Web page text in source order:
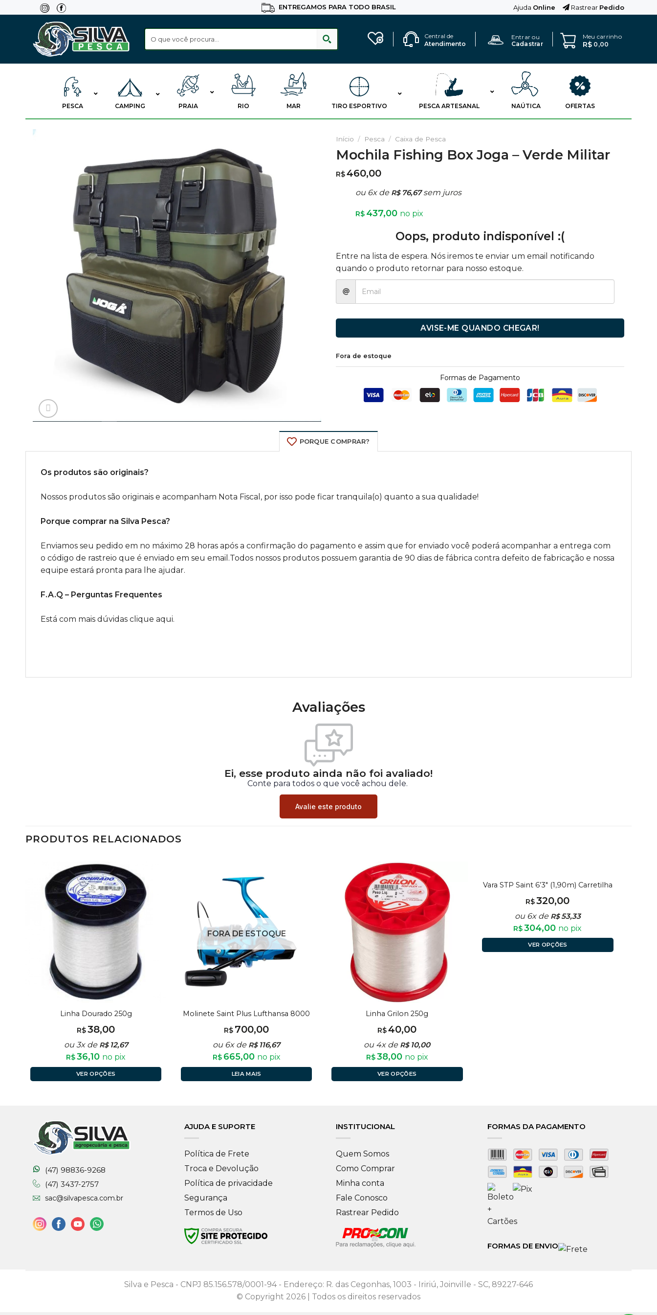
ENTREGAMOS PARA TODO BRASIL Ajuda Online Rastrear Pedido
Central de
Atendimento
Entrar ou
Cadastrar
Meu carrinho
R$ 0,00
PESCA CAMPING PRAIA RIO MAR TIRO ESPORTIVO PESCA ARTESANAL NAÚTICA OFERTAS
Início / Pesca / Caixa de Pesca
Mochila Fishing Box Joga – Verde Militar
R$460,00
ou 6x de R$ 76,67sem juros
R$ 437,00 no pix
Oops, produto indisponível :(
Entre na lista de espera. Nós iremos te enviar um email notificando
quando o produto retornar para nosso estoque.
AVISE-ME QUANDO CHEGAR!
Fora de estoque
Formas de Pagamento
PORQUE COMPRAR?
Os produtos são originais?
Nossos produtos são originais e acompanham Nota Fiscal, por isso pode ficar tranquila(o) quanto a sua qualidade!
Porque comprar na Silva Pesca?
Enviamos seu pedido em no máximo 28 horas após a confirmação do pagamento e assim que for enviado você poderá acompanhar a entrega com
o código de rastreio que é enviado em seu email.Todos nossos produtos possuem garantia de 90 dias de fábrica contra defeito de fabricação e nossa
equipe estará pronta para lhe ajudar.
F.A.Q – Perguntas Frequentes
Está com mais dúvidas clique aqui.
Avaliações
Ei, esse produto ainda não foi avaliado!
Conte para todos o que você achou dele.
Avalie este produto
PRODUTOS RELACIONADOS
Linha Dourado 250g
R$38,00
ou 3x de R$ 12,67
R$36,10 no pix
VER OPÇÕES
FORA DE ESTOQUE
Molinete Saint Plus Lufthansa 8000
R$ 700,00
ou 6x de R$ 116,67
R$ 665,00 no pix
LEIA MAIS
Linha Grilon 250g
R$40,00
ou 4x de R$ 10,00
R$38,00 no pix
VER OPÇÕES
Vara STP Saint 6’3″ (1,90m) Carretilha
R$320,00
ou 6x de R$53,33
R$304,00 no pix
VER OPÇÕES
(47) 98836-9268
(47) 3437-2757
sac@silvapesca.com.br
AJUDA E SUPORTE
Política de Frete
Troca e Devolução
Política de privacidade
Segurança
Termos de Uso
INSTITUCIONAL
Quem Somos
Como Comprar
Minha conta
Fale Conosco
Rastrear Pedido
FORMAS DA PAGAMENTO
FORMAS DE ENVIO
Silva e Pesca - CNPJ 85.156.578/0001-94 - Endereço: R. das Cegonhas, 1003 - Iririú, Joinville - SC, 89227-646
© Copyright 2026 | Todos os direitos reservados